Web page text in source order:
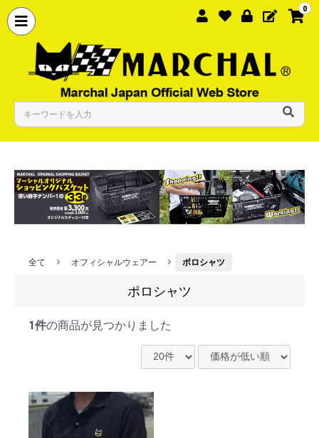
0
全て オフィシャルウェアー ポロシャツ
ポロシャツ
1件の商品が見つかりました